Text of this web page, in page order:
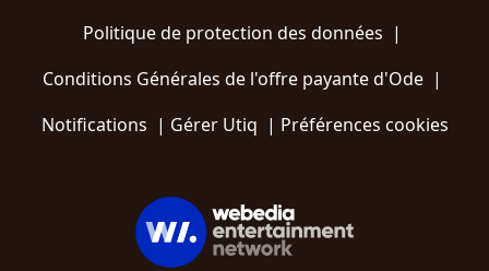
Politique de protection des données |
Conditions Générales de l'offre payante d'Ode |
Notifications | Gérer Utiq | Préférences cookies